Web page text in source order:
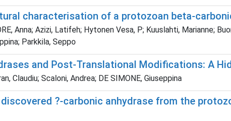
characterisation of a protozoan beta-
Anna; Azizi, Latifeh; Hytonen Vesa, P; Kuuslahti, Marianne;
Parkkila, Seppo
and Post-Translational Modifications: A
Claudiu; Scaloni, Andrea; DE SIMONE, Giuseppina
?-carbonic anhydrase from the